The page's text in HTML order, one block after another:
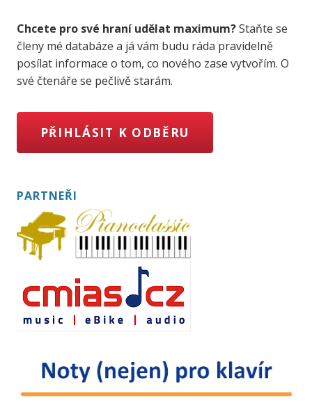
Chcete pro své hraní udělat maximum?Staňte se
členy mé databáze a já vám budu ráda pravidelně
posílat informace o tom, co nového zase vytvořím. O
své čtenáře se pečlivě starám.
PŘIHLÁSIT K ODBĚRU
PARTNEŘI